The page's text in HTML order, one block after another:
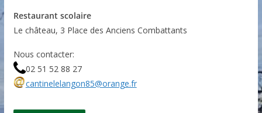
Restaurant scolaire
Le château, 3 Place des Anciens Combattants
Nous contacter:
02 51 52 88 27
cantinelelangon85@orange.fr